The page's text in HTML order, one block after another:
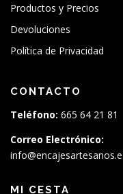
Productos y Precios
Devoluciones
Política de Privacidad
CONTACTO
Teléfono: 665 64 21 81
Correo Electrónico:
MI CESTA